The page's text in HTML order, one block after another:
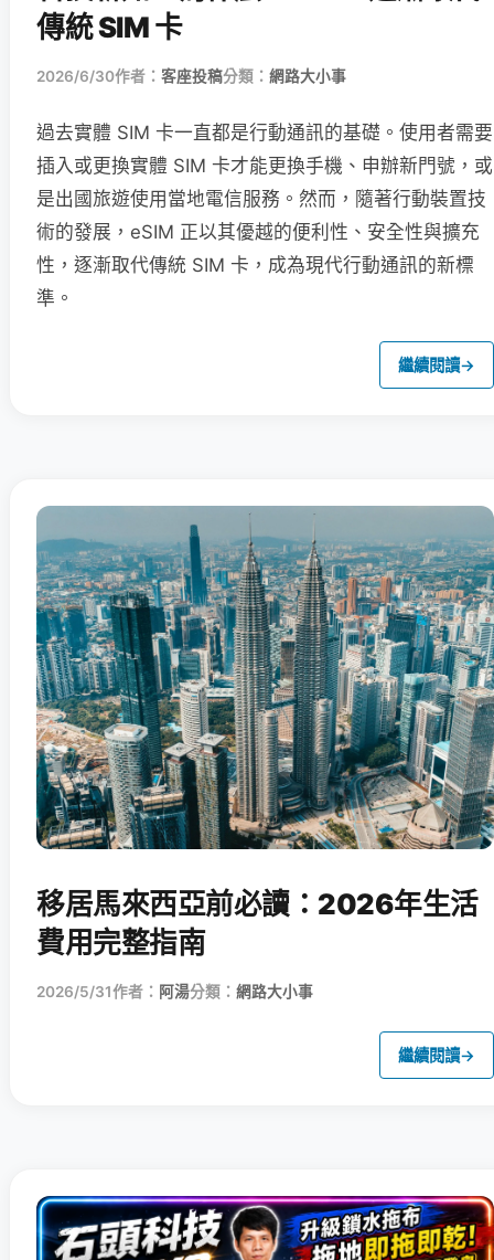
傳統 SIM 卡
2026/6/30作者： 客座投稿分類： 網路大小事
過去實體 SIM 卡一直都是行動通訊的基礎。使用者需要
插入或更換實體 SIM 卡才能更換手機、申辦新門號，或
是出國旅遊使用當地電信服務。然而，隨著行動裝置技
術的發展，eSIM 正以其優越的便利性、安全性與擴充
性，逐漸取代傳統 SIM 卡，成為現代行動通訊的新標
準。
繼續閱讀→
移居馬來西亞前必讀：2026年生活
費用完整指南
2026/5/31作者： 阿湯分類： 網路大小事
繼續閱讀→